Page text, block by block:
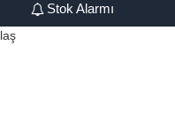
Stok Alarmı